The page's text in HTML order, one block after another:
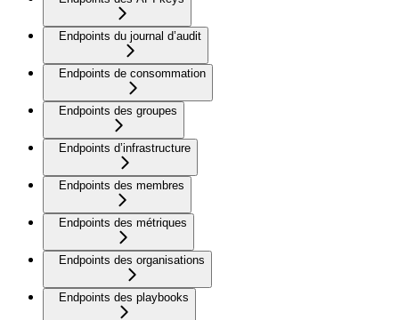
Endpoints du journal d’audit
Endpoints de consommation
Endpoints des groupes
Endpoints d’infrastructure
Endpoints des membres
Endpoints des métriques
Endpoints des organisations
Endpoints des playbooks